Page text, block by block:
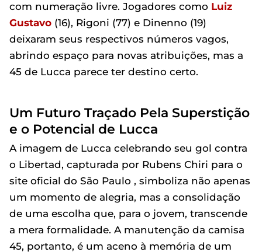
com numeração livre. Jogadores como Luiz
Gustavo (16), Rigoni (77) e Dinenno (19)
deixaram seus respectivos números vagos,
abrindo espaço para novas atribuições, mas a
45 de Lucca parece ter destino certo.
Um Futuro Traçado Pela Superstição
e o Potencial de Lucca
A imagem de Lucca celebrando seu gol contra
o Libertad, capturada por Rubens Chiri para o
site oficial do São Paulo , simboliza não apenas
um momento de alegria, mas a consolidação
de uma escolha que, para o jovem, transcende
a mera formalidade. A manutenção da camisa
45, portanto, é um aceno à memória de um